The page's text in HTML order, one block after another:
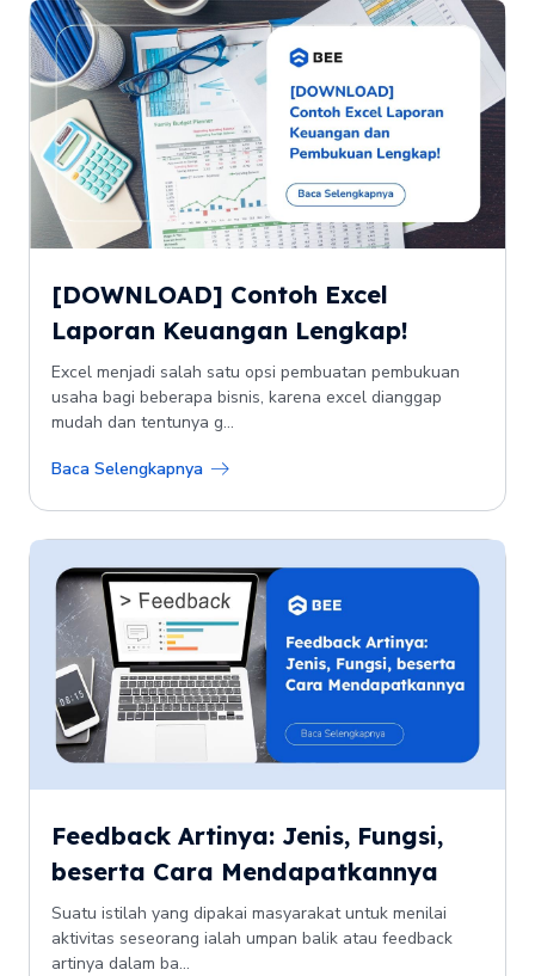
[DOWNLOAD] Contoh Excel
Laporan Keuangan Lengkap!
Excel menjadi salah satu opsi pembuatan pembukuan
usaha bagi beberapa bisnis, karena excel dianggap
mudah dan tentunya g...
Baca Selengkapnya
Feedback Artinya: Jenis, Fungsi,
beserta Cara Mendapatkannya
Suatu istilah yang dipakai masyarakat untuk menilai
aktivitas seseorang ialah umpan balik atau feedback
artinya dalam ba...